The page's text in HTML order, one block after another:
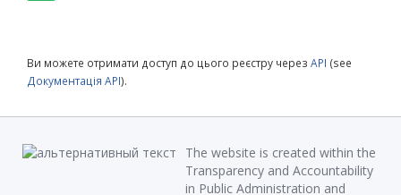
Ви можете отримати доступ до цього реєстру через API (see
Документація API).
The website is created within the
Transparency and Accountability
in Public Administration and